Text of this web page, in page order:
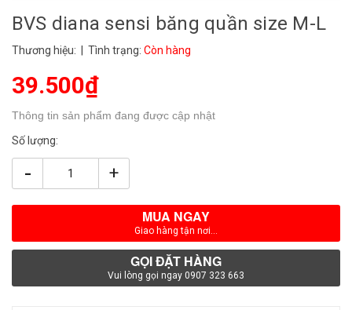
BVS diana sensi băng quần size M-L
Thương hiệu: | Tình trạng: Còn hàng
39.500₫
Thông tin sản phẩm đang được cập nhật
Số lượng:
- +
MUA NGAY
Giao hàng tận nơi...
GỌI ĐẶT HÀNG
Vui lòng gọi ngay 0907 323 663